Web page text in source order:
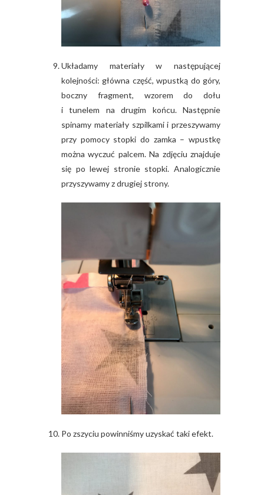
Układamy materiały w następującej
kolejności: główna część, wpustką do góry,
boczny fragment, wzorem do dołu
i tunelem na drugim końcu. Następnie
spinamy materiały szpilkami i przeszywamy
przy pomocy stopki do zamka – wpustkę
można wyczuć palcem. Na zdjęciu znajduje
się po lewej stronie stopki. Analogicznie
przyszywamy z drugiej strony.
Po zszyciu powinniśmy uzyskać taki efekt.